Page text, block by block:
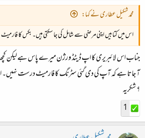
محمد شکیل عطاری نے کہا:
اس میں کتابیں اپنی مرضی سے شامل کی جا سکتی ہیں۔ بکس کا
جناب اس لائبریری کا اپ ڈیٹڈ ورژن میرے پاس ہے لیکن
آ جاتا ہے کہ آپ کی دی گئی سٹرنگ کا فارمیٹ درست نہیں۔
؟ شکریہ
1